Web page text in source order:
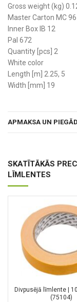
Gross weight (kg)
Master Carton MC 96
Inner Box IB 12
Pal 672
Quantity [pcs] 2
White color
Length [m] 2.25, 5
Width [mm] 19
APMAKSA UN
SKATĪTĀKĀS
LĪMLENTES
Divpusējā līmlente |
(75104)